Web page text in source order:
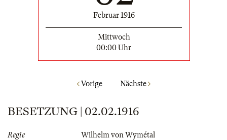
Februar 1916
Mittwoch
00:00 Uhr
Vorige Nächste
BESETZUNG | 02.02.1916
Regie
Wilhelm von Wymétal